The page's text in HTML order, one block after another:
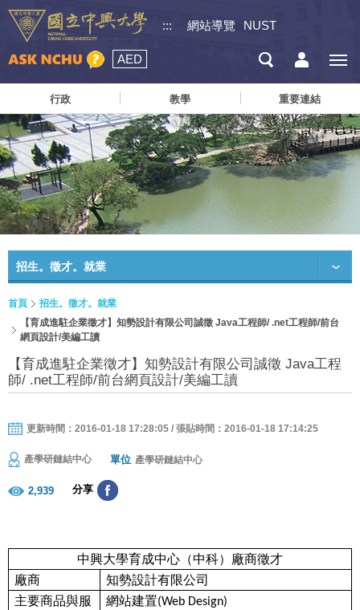
::: 網站導覽 NUST
AED
行政 教學 重要連結
招生。徵才。就業
首頁
招生。徵才。就業
【育成進駐企業徵才】知勢設計有限公司誠徵 Java工程師/ .net工程師/前台
網頁設計/美編工讀
【育成進駐企業徵才】知勢設計有限公司誠徵 Java工程
師/ .net工程師/前台網頁設計/美編工讀
更新時間：2016-01-18 17:28:05 / 張貼時間：2016-01-18 17:14:25
產學研鏈結中心 單位 產學研鏈結中心
2,939 分享
中興大學育成中心（中科）廠商徵才
廠商
知勢設計有限公司
主要商品與服
網站建置(Web Design)